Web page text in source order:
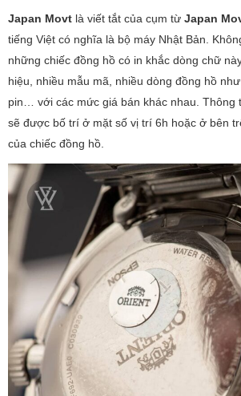
Japan Movt là viết tắt của cụm từ Japan
tiếng Việt có nghĩa là bộ máy Nhật Bản.
những chiếc đồng hồ có in khắc dòng chữ
hiệu, nhiều mẫu mã, nhiều dòng đồng hồ
pin… với các mức giá bán khác nhau. Thông
sẽ được bố trí ở mặt số vị trí 6h hoặc ở bên
của chiếc đồng hồ.